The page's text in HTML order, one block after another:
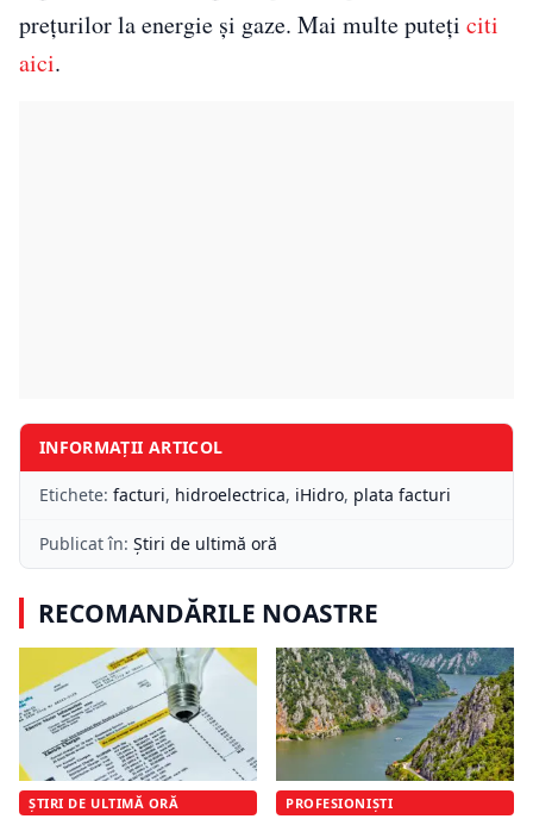
prețurilor la energie și gaze. Mai multe puteți citi
aici.
INFORMAȚII ARTICOL
Etichete: facturi, hidroelectrica, iHidro, plata facturi
Publicat în: Știri de ultimă oră
RECOMANDĂRILE NOASTRE
ȘTIRI DE ULTIMĂ ORĂ PROFESIONIȘTI